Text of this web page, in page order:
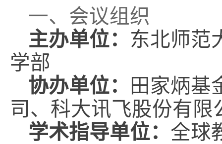
一、会议组织
主办单位： 东北师范
学部
协办单位：
田家炳基
司、科大讯飞股份有限
学术指导单位： 全球